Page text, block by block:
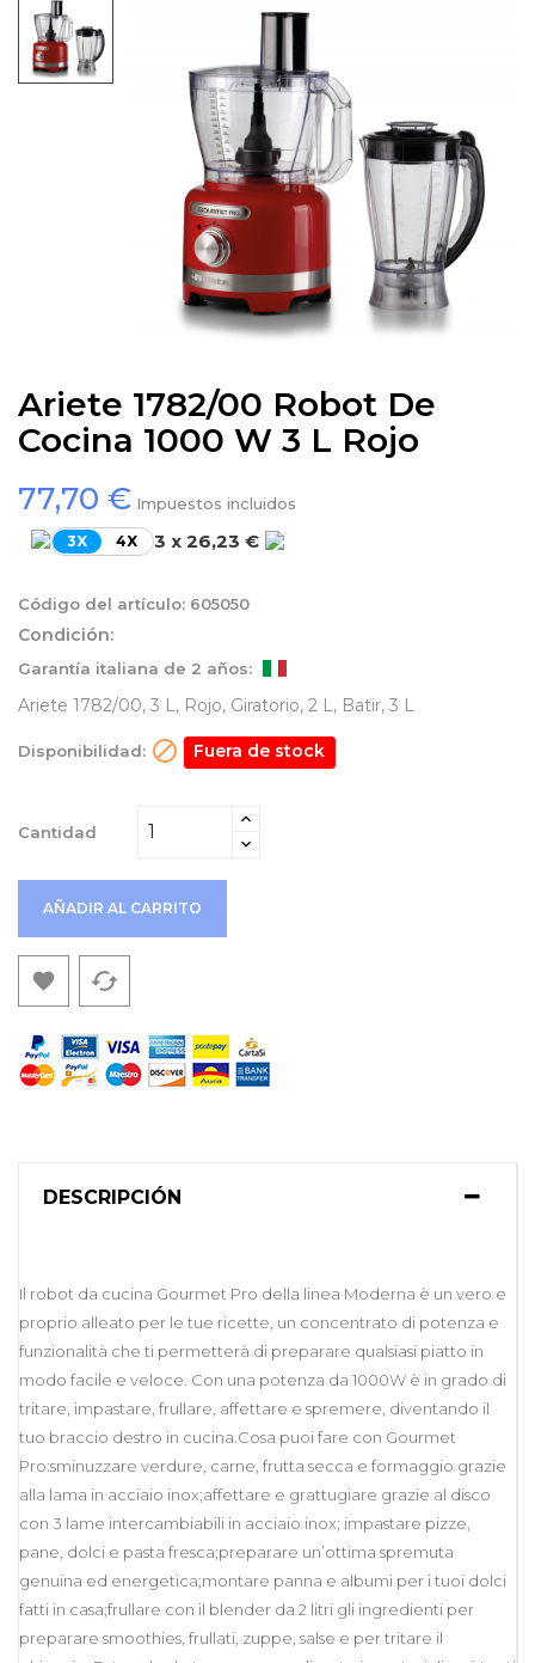
Ariete 1782/00 Robot De
Cocina 1000 W 3 L Rojo
77,70 € Impuestos incluidos
3X 4X 3 x 26,23 €
Código del artículo: 605050
Condición:
Garantía italiana de 2 años:
Ariete 1782/00, 3 L, Rojo, Giratorio, 2 L, Batir, 3 L
Disponibilidad:  Fuera de stock
Cantidad
AÑADIR AL CARRITO
 cached
DESCRIPCIÓN
Il robot da cucina Gourmet Pro della linea Moderna è un vero e
proprio alleato per le tue ricette, un concentrato di potenza e
funzionalità che ti permetterà di preparare qualsiasi piatto in
modo facile e veloce. Con una potenza da 1000W è in grado di
tritare, impastare, frullare, affettare e spremere, diventando il
tuo braccio destro in cucina.Cosa puoi fare con Gourmet
Pro:sminuzzare verdure, carne, frutta secca e formaggio grazie
alla lama in acciaio inox;affettare e grattugiare grazie al disco
con 3 lame intercambiabili in acciaio inox; impastare pizze,
pane, dolci e pasta fresca;preparare un’ottima spremuta
genuina ed energetica;montare panna e albumi per i tuoi dolci
fatti in casa;frullare con il blender da 2 litri gli ingredienti per
preparare smoothies, frullati, zuppe, salse e per tritare il